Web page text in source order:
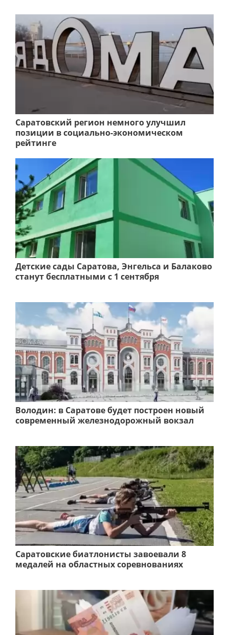
Саратовский регион немного улучшил
позиции в социально-экономическом
рейтинге
Детские сады Саратова, Энгельса и Балаково
станут бесплатными с 1 сентября
Володин: в Саратове будет построен новый
современный железнодорожный вокзал
Саратовские биатлонисты завоевали 8
медалей на областных соревнованиях